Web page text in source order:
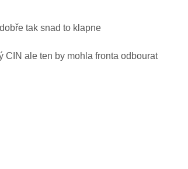
tak snad to klapne
CIN ale ten by mohla fronta odbourat